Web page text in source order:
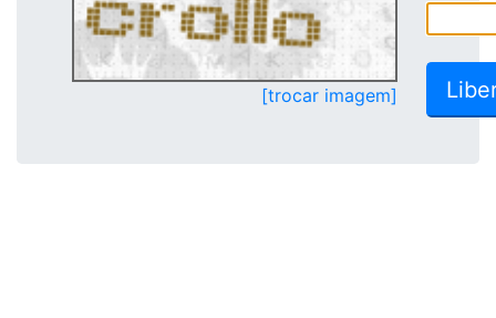
[trocar imagem]